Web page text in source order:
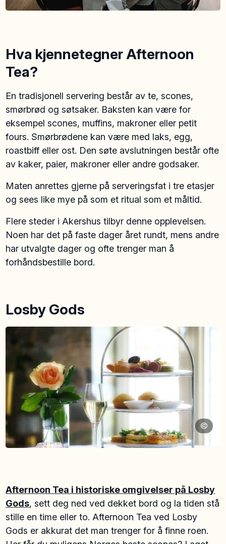
Hva kjennetegner Afternoon
Tea?
En tradisjonell servering består av te, scones,
smørbrød og søtsaker. Baksten kan være for
eksempel scones, muffins, makroner eller petit
fours. Smørbrødene kan være med laks, egg,
roastbiff eller ost. Den søte avslutningen består ofte
av kaker, paier, makroner eller andre godsaker.
Maten anrettes gjerne på serveringsfat i tre etasjer
og sees like mye på som et ritual som et måltid.
Flere steder i Akershus tilbyr denne opplevelsen.
Noen har det på faste dager året rundt, mens andre
har utvalgte dager og ofte trenger man å
forhåndsbestille bord.
Losby Gods
©
Afternoon Tea i historiske omgivelser på Losby
Gods, sett deg ned ved dekket bord og la tiden stå
stille en time eller to. Afternoon Tea ved Losby
Gods er akkurat det man trenger for å finne roen.